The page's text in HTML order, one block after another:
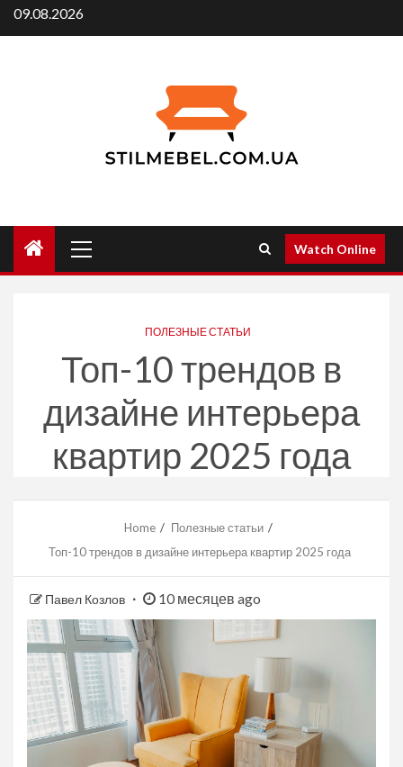
Skip
to
09.08.2026
Menu
Watch Online
ПОЛЕЗНЫЕ СТАТЬИ
Топ-10 трендов в
дизайне интерьера
квартир 2025 года
Home
Полезные статьи
Топ-10 трендов в дизайне интерьера квартир 2025 года
Павел Козлов 10 месяцев ago